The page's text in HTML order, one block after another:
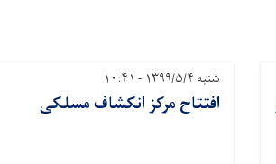
شنبه ۱۳۹۹/۵/۴ - ۱۰:۴۱
افتتاح مرکز انکشاف مسلکی